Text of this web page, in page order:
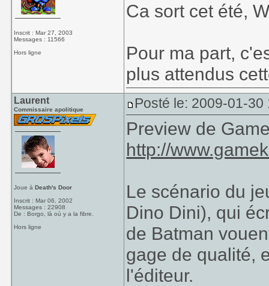
Inscrit : Mar 27, 2003
Messages : 11566
Hors ligne
Ca sort cet été,
Pour ma part,
plus attendus
Laurent
Commissaire apolitique
Joue àDeath's Door
Inscrit : Mar 06, 2002
Messages : 22908
De : Borgo, là où y a la fibre.
Hors ligne
Posté le: 2009-01-30
Preview de
http://
Le scénario du
Dino Dini), qui
de Batman
gage de qualité,
l'éditeur.